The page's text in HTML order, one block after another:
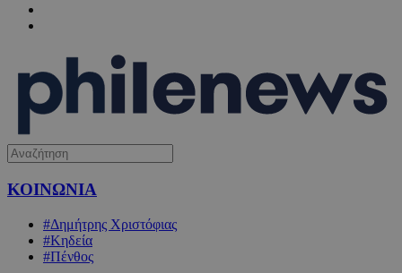
ΚΟΙΝΩΝΙΑ
#Δημήτρης Χριστόφιας
#Κηδεία
#Πένθος